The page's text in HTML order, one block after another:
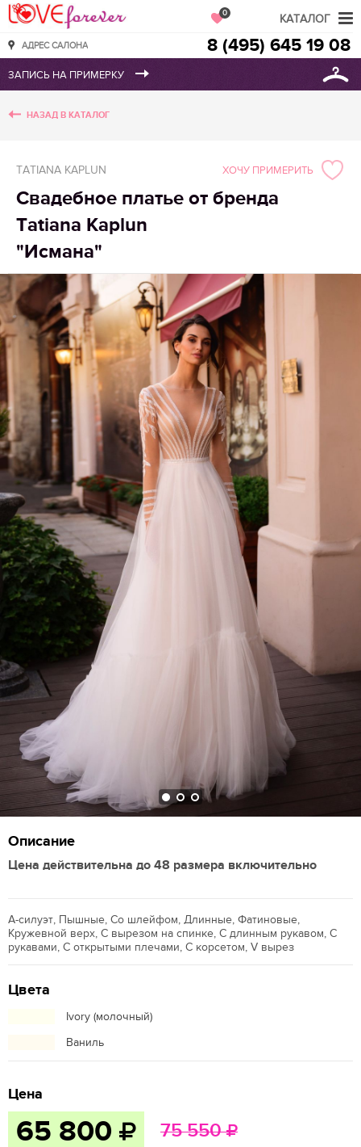
Love Forever
АДРЕС САЛОНА
0
8 (495) 645 19 08
НАЗАД В КАТАЛОГ
TATIANA KAPLUN
Свадебное платье от бренда
Tatiana Kaplun
"Исмана"
ХОЧУ ПРИМЕРИТЬ
Описание
Цена действительна до 48 размера включительно
А-силуэт, Пышные, Со шлейфом, Длинные, Фатиновые,
Кружевной верх, С вырезом на спинке, С длинным рукавом, С
рукавами, С открытыми плечами, С корсетом, V вырез
Цвета
Ivory (молочный)
Ваниль
Цена
65 800 75 550
КАТАЛОГ